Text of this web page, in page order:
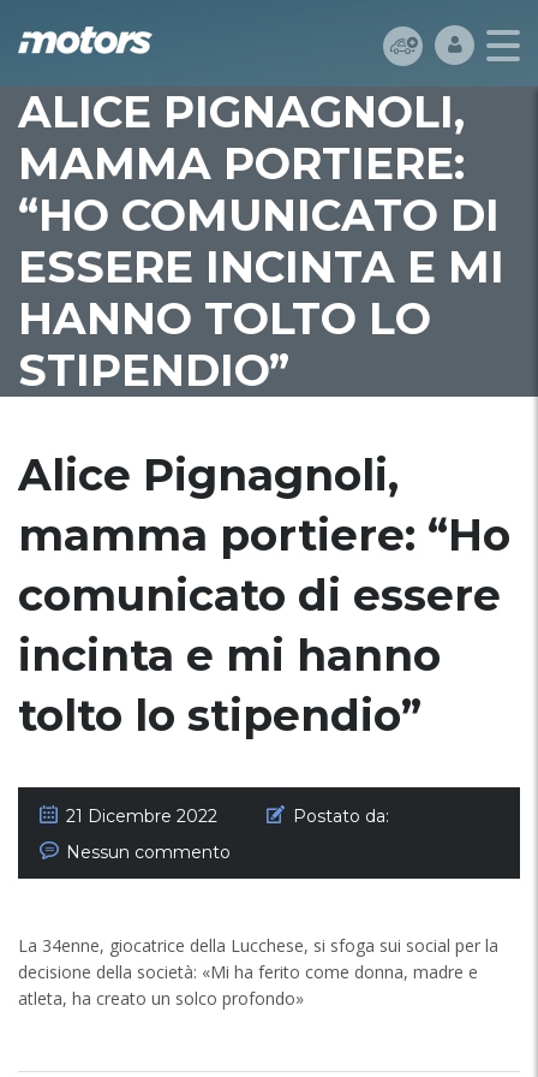
ALICE PIGNAGNOLI,
MAMMA PORTIERE:
“HO COMUNICATO DI
ESSERE INCINTA E MI
HANNO TOLTO LO
STIPENDIO”
Alice Pignagnoli,
mamma portiere: “Ho
comunicato di essere
incinta e mi hanno
tolto lo stipendio”
21 Dicembre 2022
Postato da:
Nessun commento
La 34enne, giocatrice della Lucchese, si sfoga sui social per la
decisione della società: «Mi ha ferito come donna, madre e
atleta, ha creato un solco profondo»